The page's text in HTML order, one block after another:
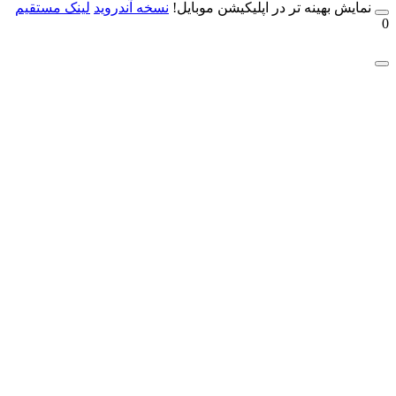
بهینه تر در اپلیکیشن موبایل!نسخه آندروید لینک مستقیم